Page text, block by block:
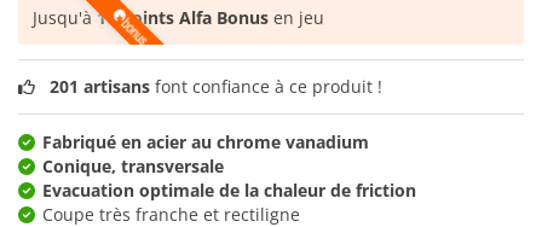
Jusqu'à16 points Alfa Bonus en jeu
201 artisans font confiance à ce produit !
Fabriqué en acier au chrome vanadium
Conique, transversale
Evacuation optimale de la chaleur de friction
Coupe très franche et rectiligne